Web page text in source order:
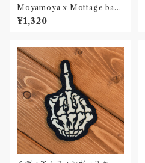
Moyamoya x Mottage bad
¥1,320